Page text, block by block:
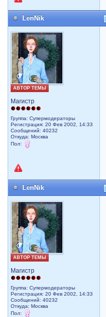
LenNik
АВТОР ТЕМЫ
Магистр
Группа: Супермодераторы
Регистрация: 20 Фев 2002, 14:33
Сообщений: 40232
Откуда: Москва
Пол:
LenNik
АВТОР ТЕМЫ
Магистр
Группа: Супермодераторы
Регистрация: 20 Фев 2002, 14:33
Сообщений: 40232
Откуда: Москва
Пол: